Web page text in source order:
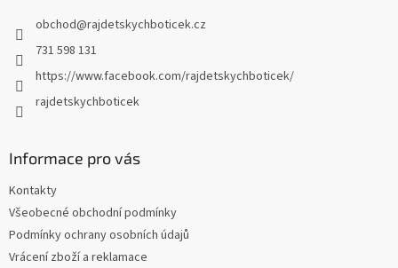
obchod@rajdetskychboticek.cz
731 598 131
https://www.facebook.com/rajdetskychboticek/
rajdetskychboticek
Informace pro vás
Kontakty
Všeobecné obchodní podmínky
Podmínky ochrany osobních údajů
Vrácení zboží a reklamace